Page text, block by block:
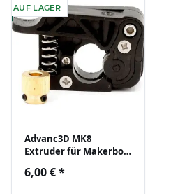
AUF LAGER
Advanc3D MK8
Extruder für Makerbot,
linke Seite 1.75mm ABS
6,00 €*